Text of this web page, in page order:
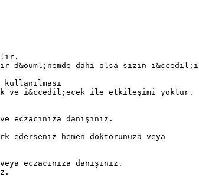
d&ouml;nemde dahi olsa sizin
ve i&ccedil;ecek ile etkileşimi yoktur.
eczacınıza danışınız.
ederseniz hemen doktorunuza veya
eczacınıza danışınız.